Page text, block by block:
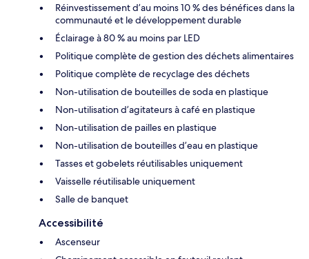
Réinvestissement d’au moins 10 % des bénéfices dans la
communauté et le développement durable
Éclairage à 80 % au moins par LED
Politique complète de gestion des déchets alimentaires
Politique complète de recyclage des déchets
Non-utilisation de bouteilles de soda en plastique
Non-utilisation d’agitateurs à café en plastique
Non-utilisation de pailles en plastique
Non-utilisation de bouteilles d’eau en plastique
Tasses et gobelets réutilisables uniquement
Vaisselle réutilisable uniquement
Salle de banquet
Accessibilité
Ascenseur